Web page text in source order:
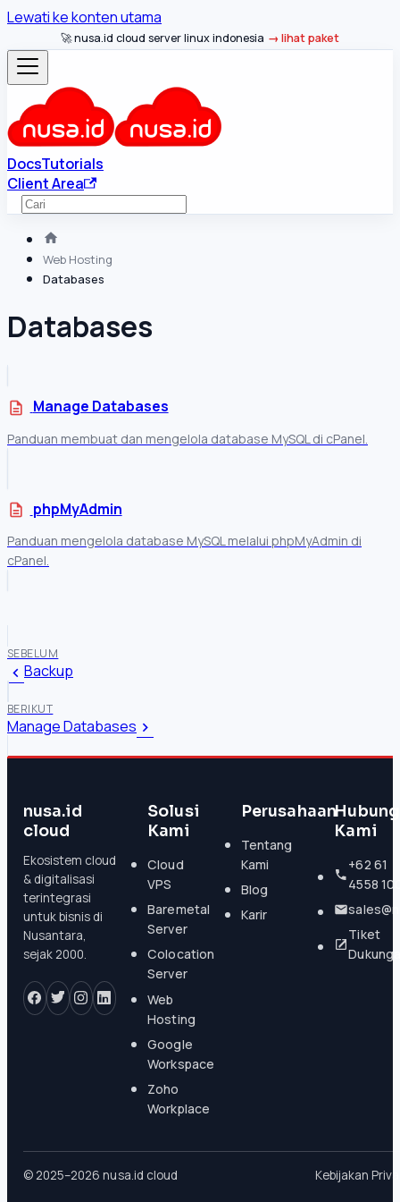
Lewati ke konten utama
🚀 nusa.id cloud server linux indonesia lihat paket
DocsTutorials
Client Area
Web Hosting
Databases
Databases
description Manage Databases
Panduan membuat dan mengelola database MySQL di cPanel.
description phpMyAdmin
Panduan mengelola database MySQL melalui phpMyAdmin di
cPanel.
SEBELUM
Backup
BERIKUT
Manage Databases
nusa.id
cloud
Ekosistem cloud
& digitalisasi
terintegrasi
untuk bisnis di
Nusantara,
sejak 2000.
Solusi
Kami
Cloud
VPS
Baremetal
Server
Colocation
Server
Web
Hosting
Google
Workspace
Zoho
Workplace
Perusahaan
Tentang
Kami
Blog
Karir
Kami
+62 61
4558
Tiket
© 2025–2026 nusa.id cloud Kebijakan